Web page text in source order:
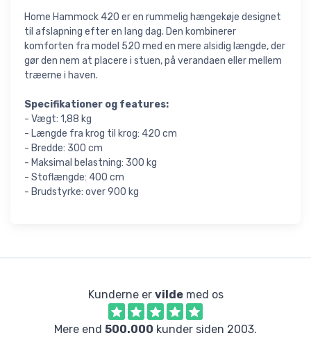
Home Hammock 420 er en rummelig hængekøje designet
til afslapning efter en lang dag. Den kombinerer
komforten fra model 520 med en mere alsidig længde, der
gør den nem at placere i stuen, på verandaen eller mellem
træerne i haven.
Specifikationer og features:
- Vægt: 1,88 kg
- Længde fra krog til krog: 420 cm
- Bredde: 300 cm
- Maksimal belastning: 300 kg
- Stoflængde: 400 cm
- Brudstyrke: over 900 kg
Kunderne er vildemed os
Mere end 500.000 kunder siden 2003.